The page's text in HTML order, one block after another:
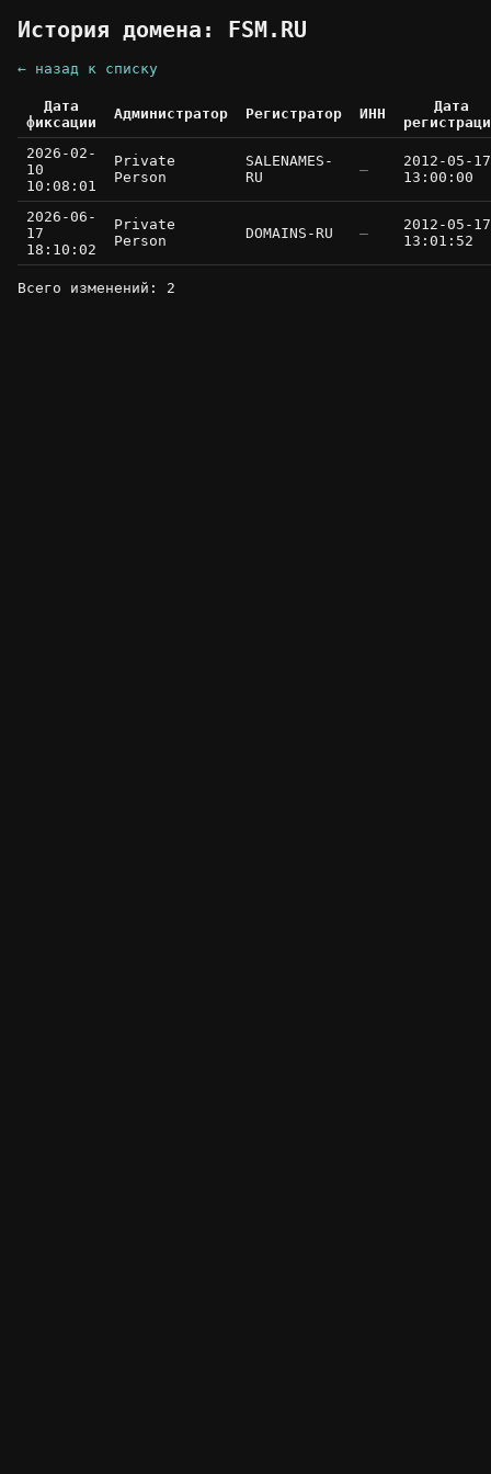
История домена: FSM.RU
← назад к списку
Дата
фиксации
Администратор Регистратор ИНН
Дата
2026-02-
10
10:08:01
Private
Person
SALENAMES-
RU
—
2012-05-17
13:00:00
2026-06-
17
18:10:02
Private
Person
DOMAINS-RU —
2012-05-17
13:01:52
Всего изменений: 2